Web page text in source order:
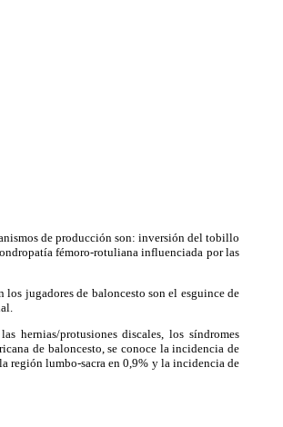
de producción son: inversión del tobillo
fémoro-rotuliana influenciada por las
jugadores de baloncesto son el esguince de
hernias/protusiones discales, los síndromes
de baloncesto, se conoce la incidencia de
región lumbo-sacra en 0,9% y la incidencia de